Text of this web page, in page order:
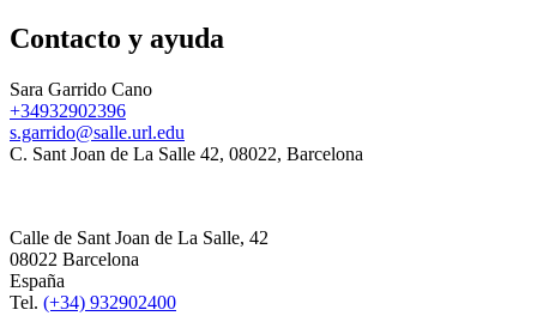
Contacto y ayuda
Sara Garrido Cano
+34932902396
s.garrido@salle.url.edu
C. Sant Joan de La Salle 42, 08022, Barcelona
Calle de Sant Joan de La Salle, 42
08022 Barcelona
España
Tel. (+34) 932902400